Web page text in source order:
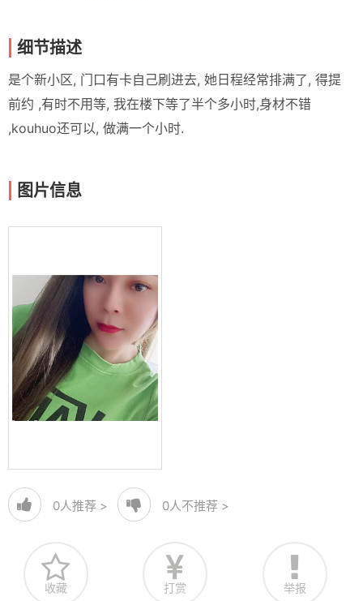
细节描述
是个新小区, 门口有卡自己刷进去, 她日程经常排满了, 得提
前约 ,有时不用等, 我在楼下等了半个多小时,身材不错
,kouhuo还可以, 做满一个小时.
图片信息
0人推荐 > 0人不推荐 >
收藏 打赏 举报